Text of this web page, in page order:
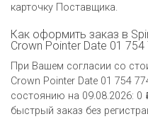
карточку Поставщика.
Как оформить заказ в
Crown Pointer Date 01
При Вашем согласии со
Crown Pointer Date 01 754
состоянию на 09.08.2026: 0
быстрый заказ без